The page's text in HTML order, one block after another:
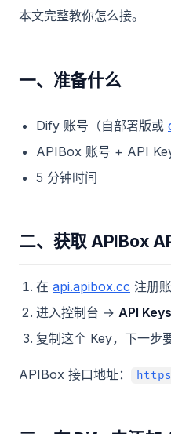
本文完整教你怎么接。
一、准备什么
Dify 账号（自部署版或
APIBox 账号 + API
5 分钟时间
二、获取 APIBox
在 api.apibox.cc 注册
进入控制台 → API Keys
复制这个 Key，下一步
APIBox 接口地址：